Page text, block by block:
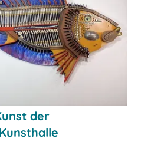
der